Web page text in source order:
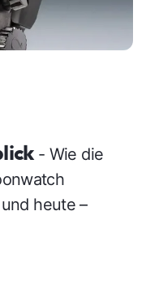
- Wie die
heute –